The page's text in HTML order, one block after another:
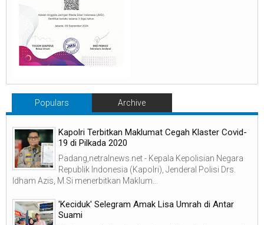
Populars Archive
Kapolri Terbitkan Maklumat Cegah Klaster Covid-
19 di Pilkada 2020
Padang,netralnews.net - Kepala Kepolisian Negara
Republik Indonesia (Kapolri), Jenderal Polisi Drs.
Idham Azis, M.Si menerbitkan Maklum...
'Keciduk' Selegram Amak Lisa Umrah di Antar
Suami